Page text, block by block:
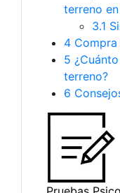
terreno
3.1
4
5
terreno?
6